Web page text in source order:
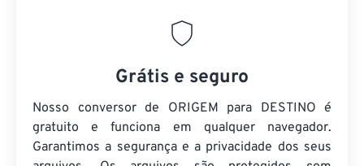
Grátis e seguro
Nosso conversor de ORIGEM para DESTINO é
gratuito e funciona em qualquer navegador.
Garantimos a segurança e a privacidade dos seus